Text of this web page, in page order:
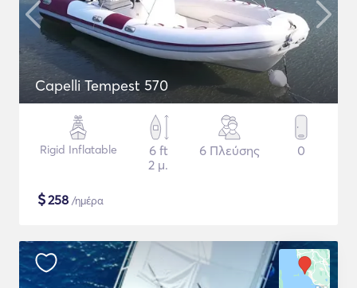
Capelli Tempest 570
Rigid Inflatable
6 ft
2 μ.
6 Πλεύσης 0
$258 /ημέρα